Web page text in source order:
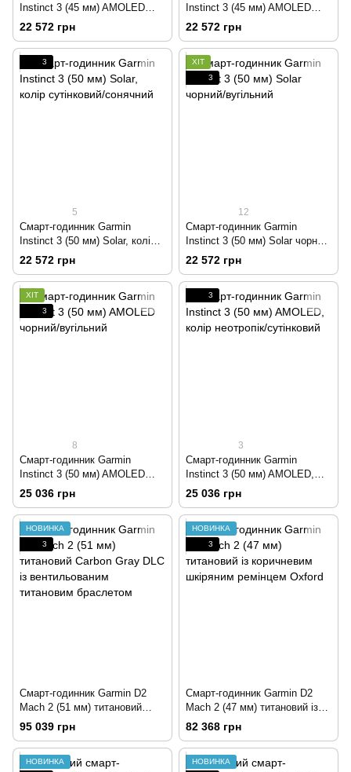
Instinct 3 (45 мм) AMOLED
чорний
22 572 грн
Instinct 3 (45 мм) AMOLED
кольору неотропік
22 572 грн
3
5
Смарт-годинник Garmin
Instinct 3 (50 мм) Solar, колір
сутінковий/сонячний
22 572 грн
ХІТ
3
12
Смарт-годинник Garmin
Instinct 3 (50 мм) Solar чорний/
вугільний
22 572 грн
ХІТ
3
8
Смарт-годинник Garmin
Instinct 3 (50 мм) AMOLED
чорний/вугільний
25 036 грн
3
3
Смарт-годинник Garmin
Instinct 3 (50 мм) AMOLED,
колір неотропік/сутінковий
25 036 грн
НОВИНКА
3
Смарт-годинник Garmin D2
Mach 2 (51 мм) титановий
Carbon Gray DLC із
вентильованим титановим
браслетом
95 039 грн
НОВИНКА
3
Смарт-годинник Garmin D2
Mach 2 (47 мм) титановий із
коричневим шкіряним
ремінцем Oxford
82 368 грн
НОВИНКА
НОВИНКА